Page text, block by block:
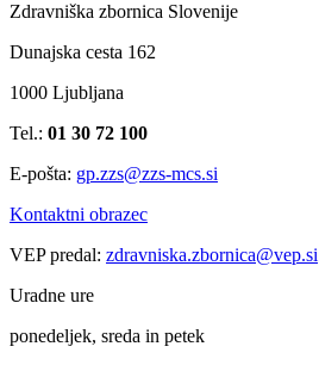
Zdravniška zbornica Slovenije
Dunajska cesta 162
1000 Ljubljana
Tel.: 01 30 72 100
E-pošta: gp.zzs@zzs-mcs.si
Kontaktni obrazec
VEP predal: zdravniska.zbornica@vep.si
Uradne ure
ponedeljek, sreda in petek